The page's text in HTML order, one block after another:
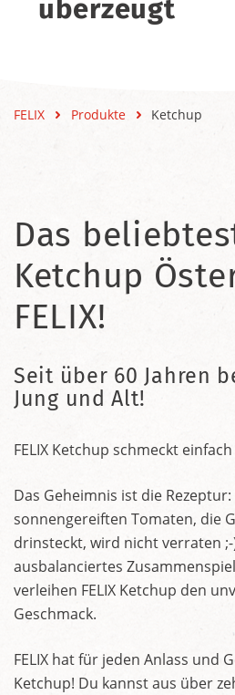
überzeugt
FELIX Produkte Ketchup
Das
Ketchup
FELIX!
Seit über 60 Jahren
Jung und Alt!
FELIX Ketchup schmeckt
Das Geheimnis ist die Rezeptur:
sonnengereiften Tomaten, die
drinsteckt, wird nicht verraten
ausbalanciertes
verleihen FELIX Ketchup den
Geschmack.
FELIX hat für jeden Anlass und
Ketchup! Du kannst aus über